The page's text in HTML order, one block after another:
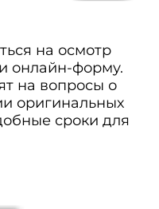
на осмотр
онлайн-форму.
на вопросы о
оригинальных
сроки для